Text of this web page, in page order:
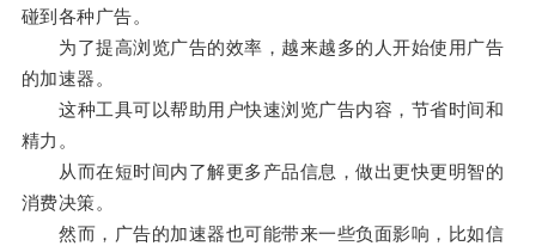
碰到各种广告。
为了提高浏览广告的效率，越来越多的人开始使用广告
的加速器。
这种工具可以帮助用户快速浏览广告内容，节省时间和
精力。
从而在短时间内了解更多产品信息，做出更快更明智的
消费决策。
然而，广告的加速器也可能带来一些负面影响，比如信